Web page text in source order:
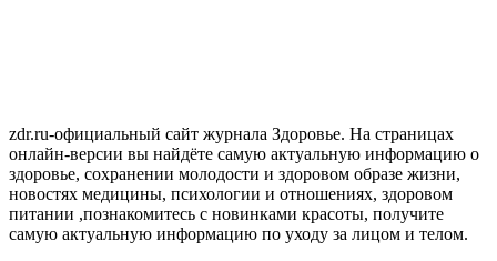
zdr.ru-официальный сайт журнала Здоровье. На страницах
онлайн-версии вы найдёте самую актуальную информацию о
здоровье, сохранении молодости и здоровом образе жизни,
новостях медицины, психологии и отношениях, здоровом
питании ,познакомитесь с новинками красоты, получите
самую актуальную информацию по уходу за лицом и телом.